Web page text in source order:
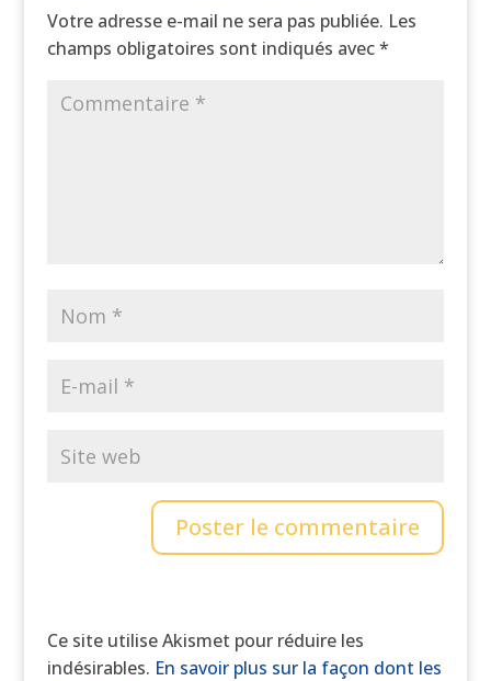
Votre adresse e-mail ne sera pas publiée. Les
champs obligatoires sont indiqués avec*
Ce site utilise Akismet pour réduire les
indésirables. En savoir plus sur la façon dont les